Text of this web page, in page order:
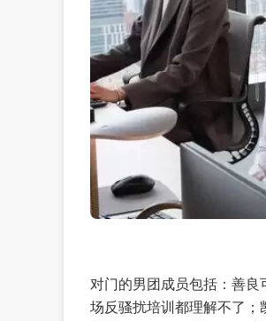
对门的男团成员包括：善良
场反骚扰培训都理解不了；